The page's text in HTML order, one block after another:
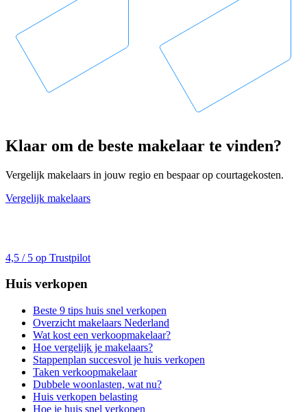
Klaar om de beste makelaar te vinden?
Vergelijk makelaars in jouw regio en bespaar op courtagekosten.
Vergelijk makelaars
4,5 / 5 op Trustpilot
Huis verkopen
Beste 9 tips huis snel verkopen
Overzicht makelaars Nederland
Wat kost een verkoopmakelaar?
Hoe vergelijk je makelaars?
Stappenplan succesvol je huis verkopen
Taken verkoopmakelaar
Dubbele woonlasten, wat nu?
Huis verkopen belasting
Hoe je huis snel verkopen